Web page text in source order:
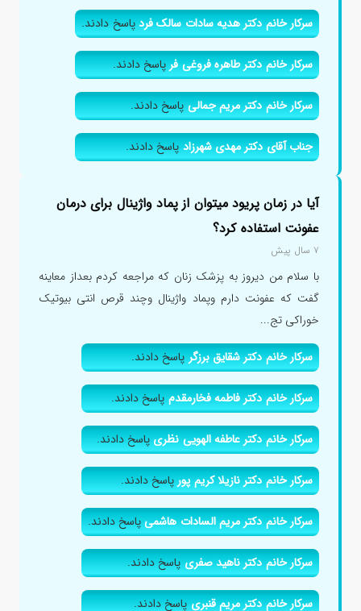
سرکار خانم دکتر هدیه سادات سالک فردپاسخ دادند.
سرکار خانم دکتر طاهره فروغی فرپاسخ دادند.
سرکار خانم دکتر مریم جمالیپاسخ دادند.
جناب آقای دکتر مهدی شهرزادپاسخ دادند.
آیا در زمان پریود میتوان از پماد واژینال برای درمان
عفونت استفاده کرد؟
۷ سال پیش
با سلام من دیروز به پزشک زنان که مراجعه کردم بعداز معاینه
گفت که عفونت دارم وپماد واژینال وچند قرص انتی بیوتیک
خوراکی تج...
سرکار خانم دکتر شقایق برزگرپاسخ دادند.
سرکار خانم دکتر فاطمه فخارمقدمپاسخ دادند.
سرکار خانم دکتر عاطفه الهویی نظریپاسخ دادند.
سرکار خانم دکتر نازیلا کریم پورپاسخ دادند.
سرکار خانم دکتر مریم السادات هاشمیپاسخ دادند.
سرکار خانم دکتر ناهید صفریپاسخ دادند.
سرکار خانم دکتر مریم قنبریپاسخ دادند.